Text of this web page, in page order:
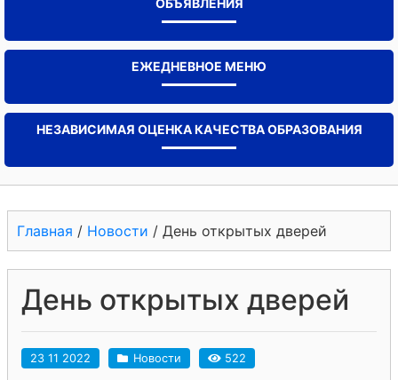
ОБЪЯВЛЕНИЯ
ЕЖЕДНЕВНОЕ МЕНЮ
НЕЗАВИСИМАЯ ОЦЕНКА КАЧЕСТВА ОБРАЗОВАНИЯ
Главная / Новости / День открытых дверей
День открытых дверей
23 11 2022 Новости 522